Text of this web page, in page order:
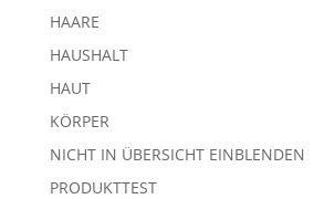
HAARE
HAUSHALT
HAUT
KÖRPER
NICHT IN ÜBERSICHT EINBLENDEN
PRODUKTTEST